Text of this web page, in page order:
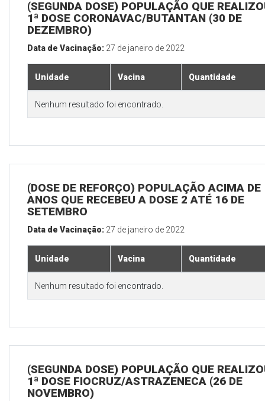
(SEGUNDA DOSE) POPULAÇÃO QUE
1ª DOSE CORONAVAC/BUTANTAN (30 DE
DEZEMBRO)
Data de Vacinação: 27 de janeiro de 2022
Unidade Vacina Quantidade
Nenhum resultado foi encontrado.
(DOSE DE REFORÇO) POPULAÇÃO ACIMA DE
ANOS QUE RECEBEU A DOSE 2 ATÉ 16 DE
SETEMBRO
Data de Vacinação: 27 de janeiro de 2022
Unidade Vacina Quantidade
Nenhum resultado foi encontrado.
(SEGUNDA DOSE) POPULAÇÃO QUE
1ª DOSE FIOCRUZ/ASTRAZENECA (26 DE
NOVEMBRO)